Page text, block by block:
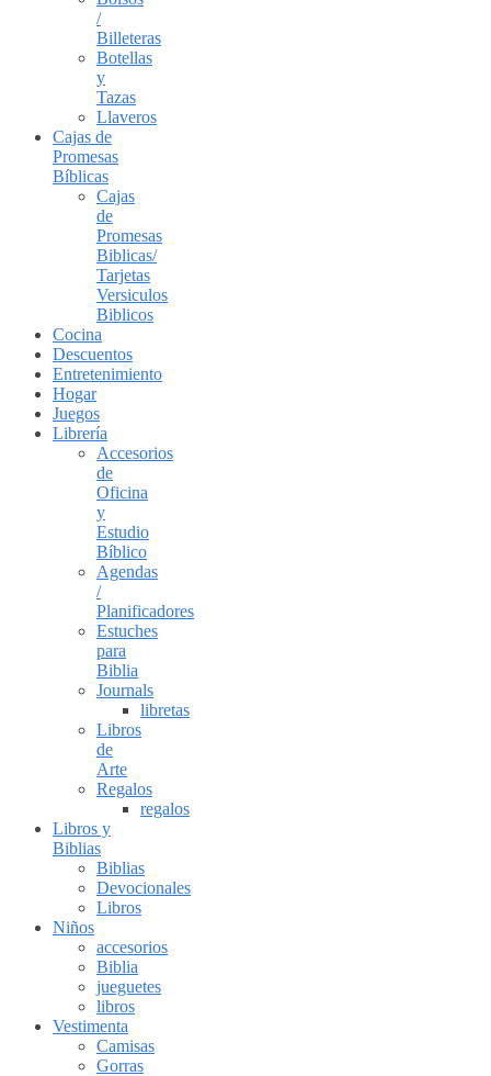
/
Billeteras
Botellas
y
Tazas
Llaveros
Cajas de
Promesas
Bíblicas
Cajas
de
Promesas
Biblicas/
Tarjetas
Versiculos
Biblicos
Cocina
Descuentos
Entretenimiento
Hogar
Juegos
Librería
Accesorios
de
Oficina
y
Estudio
Bíblico
Agendas
/
Planificadores
Estuches
para
Biblia
Journals
libretas
Libros
de
Arte
Regalos
regalos
Libros y
Biblias
Biblias
Devocionales
Libros
Niños
accesorios
Biblia
jueguetes
libros
Vestimenta
Camisas
Gorras